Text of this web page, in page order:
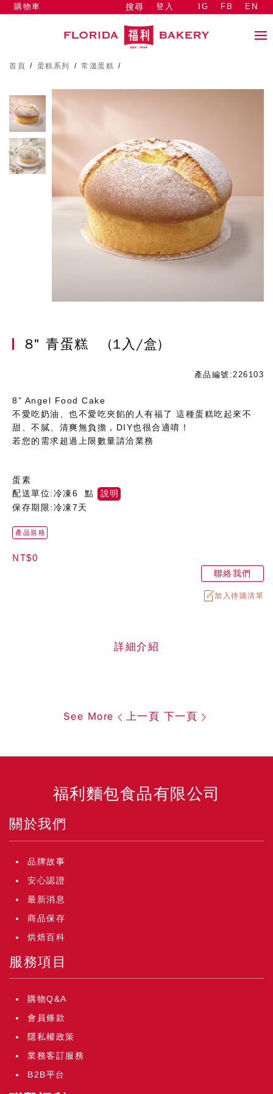
搜尋 登入
購物車 IG FB EN
首頁 / 蛋糕系列 / 常溫蛋糕 /
8" 青蛋糕 (1入/盒)
產品編號:226103
8” Angel Food Cake
不愛吃奶油、也不愛吃夾餡的人有福了 這種蛋糕吃起來不
甜、不膩、清爽無負擔，DIY也很合適唷！
若您的需求超過上限數量請洽業務
蛋素
配送單位:冷凍6 點
說明
保存期限:冷凍7天
產品規格
NT$0
聯絡我們
加入待購清單
詳細介紹
See More 上一頁 下一頁
福利麵包食品有限公司
關於我們
品牌故事
安心認證
最新消息
商品保存
烘焙百科
服務項目
購物Q&A
會員條款
隱私權政策
業務客訂服務
B2B平台